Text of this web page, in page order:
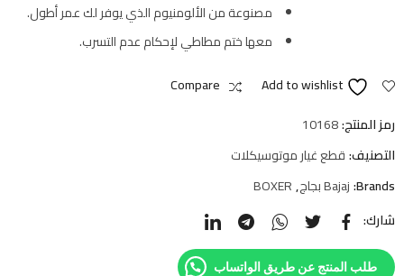
مصنوعة من الألومنيوم الذي يوفر لك عمر أطول.
معها ختم مطاطي لإحكام عدم التسرب.
Add to wishlist
Compare
رمز المنتج:10168
التصنيف:قطع غيار موتوسيكلات
Brands: Bajaj بجاج ,
BOXER
شارك:
طلب المنتج عن طريق الواتساب